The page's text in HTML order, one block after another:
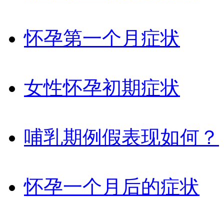
怀孕第一个月症状
女性怀孕初期症状
哺乳期例假表现如何？
怀孕一个月后的症状